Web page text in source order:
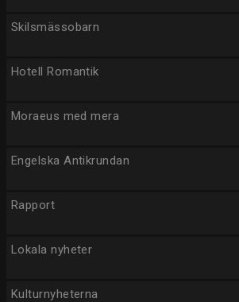
Skilsmässobarn
Hotell Romantik
Moraeus med mera
Engelska Antikrundan
Rapport
Lokala nyheter
Kulturnyheterna